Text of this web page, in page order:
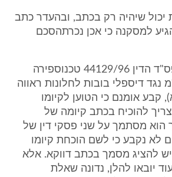
שיהיה רק בכתב, ובהעדר כתב
למסקנה כי אכן נכרתהסכם
ביהמ"ש השלום בפס"ד הדין 44129/96 טכנוספירה
נגד דיספלי בובות לחלונות ראווה
קבע אומנם כי הטוען לקיומו
להוכיח בכתב קיומה של
הוא מסתמך על שני פסקי דין של
לא נקבע כי לשם הוכחת קיומו
להציג מסמך בכתב דווקא. אלא
יובאו להלן, נדונה שאלת